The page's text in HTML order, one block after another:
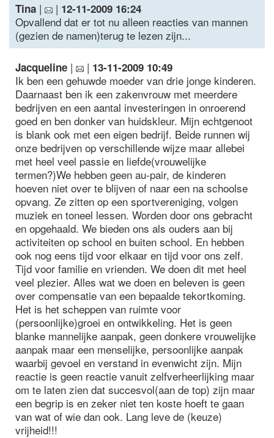
Tina | | 12-11-2009 16:24
Opvallend dat er tot nu alleen reacties van mannen
(gezien de namen)terug te lezen zijn...
Jacqueline | | 13-11-2009 10:49
Ik ben een gehuwde moeder van drie jonge kinderen.
Daarnaast ben ik een zakenvrouw met meerdere
bedrijven en een aantal investeringen in onroerend
goed en ben donker van huidskleur. Mijn echtgenoot
is blank ook met een eigen bedrijf. Beide runnen wij
onze bedrijven op verschillende wijze maar allebei
met heel veel passie en liefde(vrouwelijke
termen?)We hebben geen au-pair, de kinderen
hoeven niet over te blijven of naar een na schoolse
opvang. Ze zitten op een sportvereniging, volgen
muziek en toneel lessen. Worden door ons gebracht
en opgehaald. We bieden ons als ouders aan bij
activiteiten op school en buiten school. En hebben
ook nog eens tijd voor elkaar en tijd voor ons zelf.
Tijd voor familie en vrienden. We doen dit met heel
veel plezier. Alles wat we doen en beleven is geen
over compensatie van een bepaalde tekortkoming.
Het is het scheppen van ruimte voor
(persoonlijke)groei en ontwikkeling. Het is geen
blanke mannelijke aanpak, geen donkere vrouwelijke
aanpak maar een menselijke, persoonlijke aanpak
waarbij gevoel en verstand in evenwicht zijn. Mijn
reactie is geen reactie vanuit zelfverheerlijking maar
om te laten zien dat succesvol(aan de top) zijn maar
een begrip is en zeker niet ten koste hoeft te gaan
van wat of wie dan ook. Lang leve de (keuze)
vrijheid!!!